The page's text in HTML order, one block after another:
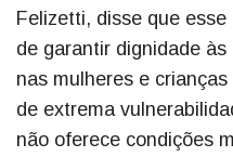
Felizetti, disse que
de garantir dignidade
nas mulheres e
de extrema
não oferece condições